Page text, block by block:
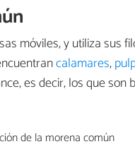
móviles, y utiliza sus
calamares,
es decir, los que son